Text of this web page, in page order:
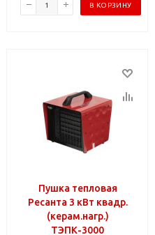
В КОРЗИНУ
Пушка тепловая
Ресанта 3 кВт квадр.
(керам.нагр.)
ТЭПК-3000